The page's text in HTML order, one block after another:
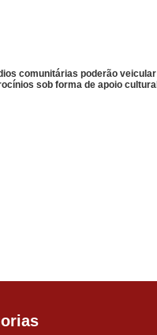
comunitárias poderão veicular
sob forma de apoio cultural